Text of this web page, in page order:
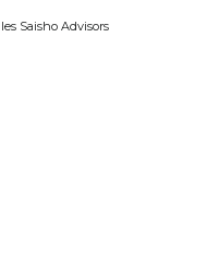
Saisho Advisors